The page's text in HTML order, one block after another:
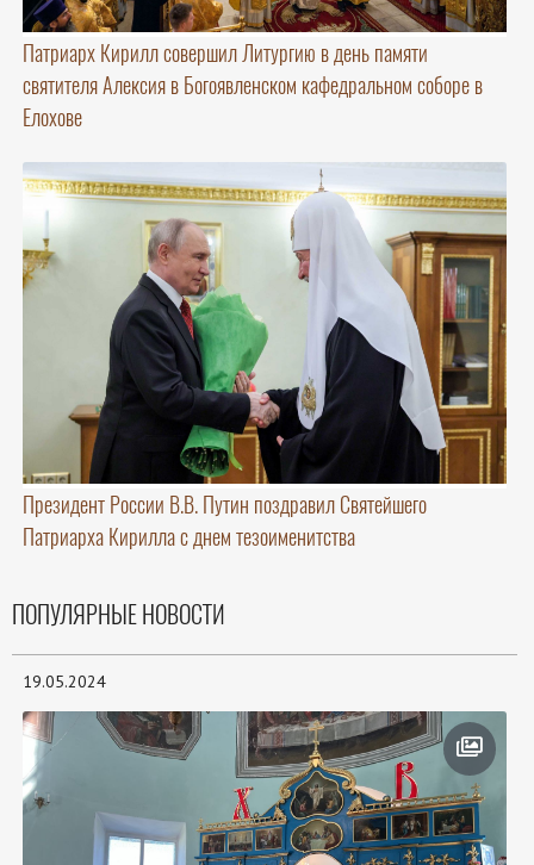
Патриарх Кирилл совершил Литургию в день памяти
святителя Алексия в Богоявленском кафедральном соборе в
Елохове
Президент России В.В. Путин поздравил Святейшего
Патриарха Кирилла с днем тезоименитства
ПОПУЛЯРНЫЕ НОВОСТИ
19.05.2024